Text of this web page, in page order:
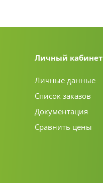
Личный кабинет
Личные данные
Список заказов
Документация
Сравнить цены